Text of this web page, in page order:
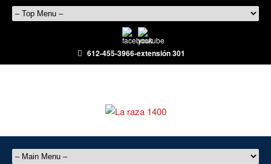
612-455-3966-extensión 301